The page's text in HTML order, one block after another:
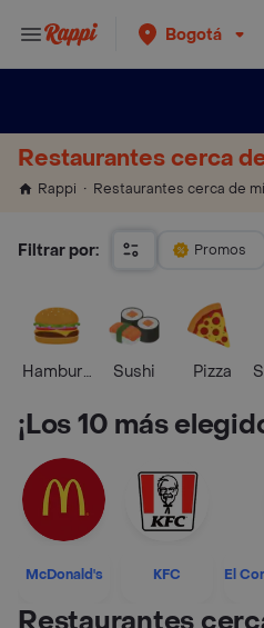
Bogotá
Restaurantes cerca
Rappi Restaurantes cerca de mí
Filtrar por: Promos
HamburguesaSushi Pizza
¡Los 10 más
McDonald's KFC El